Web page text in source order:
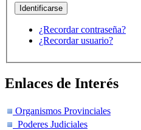
¿Recordar contraseña?
¿Recordar usuario?
Enlaces de Interés
Organismos Provinciales
Poderes Judiciales